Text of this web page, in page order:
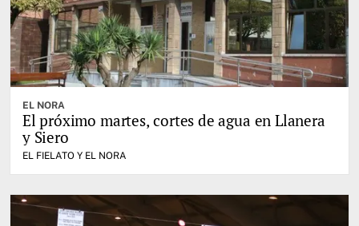
EL NORA
El próximo martes, cortes de agua en Llanera
y Siero
EL FIELATO Y EL NORA